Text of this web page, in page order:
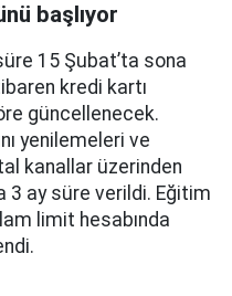
başlıyor
süre 15 Şubat’ta sona
kredi kartı
güncellenecek.
yenilemeleri ve
kanallar üzerinden
3 ay süre verildi. Eğitim
limit hesabında